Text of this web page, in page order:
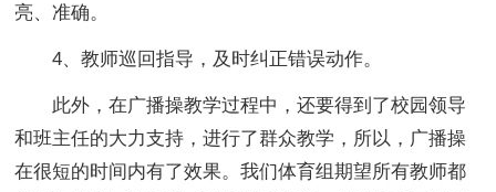
亮、准确。
4、教师巡回指导，及时纠正错误动作。
此外，在广播操教学过程中，还要得到了校园领导
和班主任的大力支持，进行了群众教学，所以，广播操
在很短的时间内有了效果。我们体育组期望所有教师都